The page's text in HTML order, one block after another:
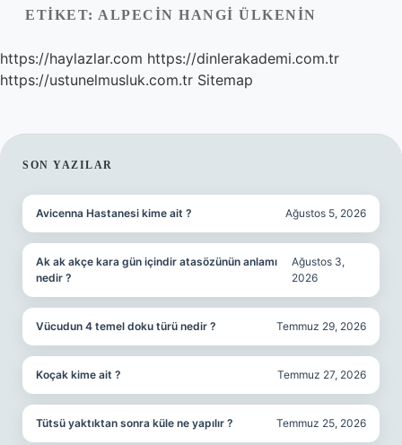
Yasal Uyarı
Hakkımızda
ETIKET: ALPECIN HANGI ÜLKENIN
https://haylazlar.com https://dinlerakademi.com.tr
https://ustunelmusluk.com.tr Sitemap
SIDEBAR
SON YAZILAR
Avicenna Hastanesi kime ait ? Ağustos 5, 2026
Ak ak akçe kara gün içindir atasözünün anlamı
nedir ?
Ağustos 3,
2026
Vücudun 4 temel doku türü nedir ? Temmuz 29, 2026
Koçak kime ait ? Temmuz 27, 2026
Tütsü yaktıktan sonra küle ne yapılır ? Temmuz 25, 2026